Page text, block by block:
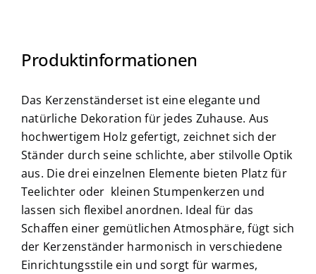
Produktinformationen
Das Kerzenständerset ist eine elegante und
natürliche Dekoration für jedes Zuhause. Aus
hochwertigem Holz gefertigt, zeichnet sich der
Ständer durch seine schlichte, aber stilvolle Optik
aus. Die drei einzelnen Elemente bieten Platz für
Teelichter oder kleinen Stumpenkerzen und
lassen sich flexibel anordnen. Ideal für das
Schaffen einer gemütlichen Atmosphäre, fügt sich
der Kerzenständer harmonisch in verschiedene
Einrichtungsstile ein und sorgt für warmes,